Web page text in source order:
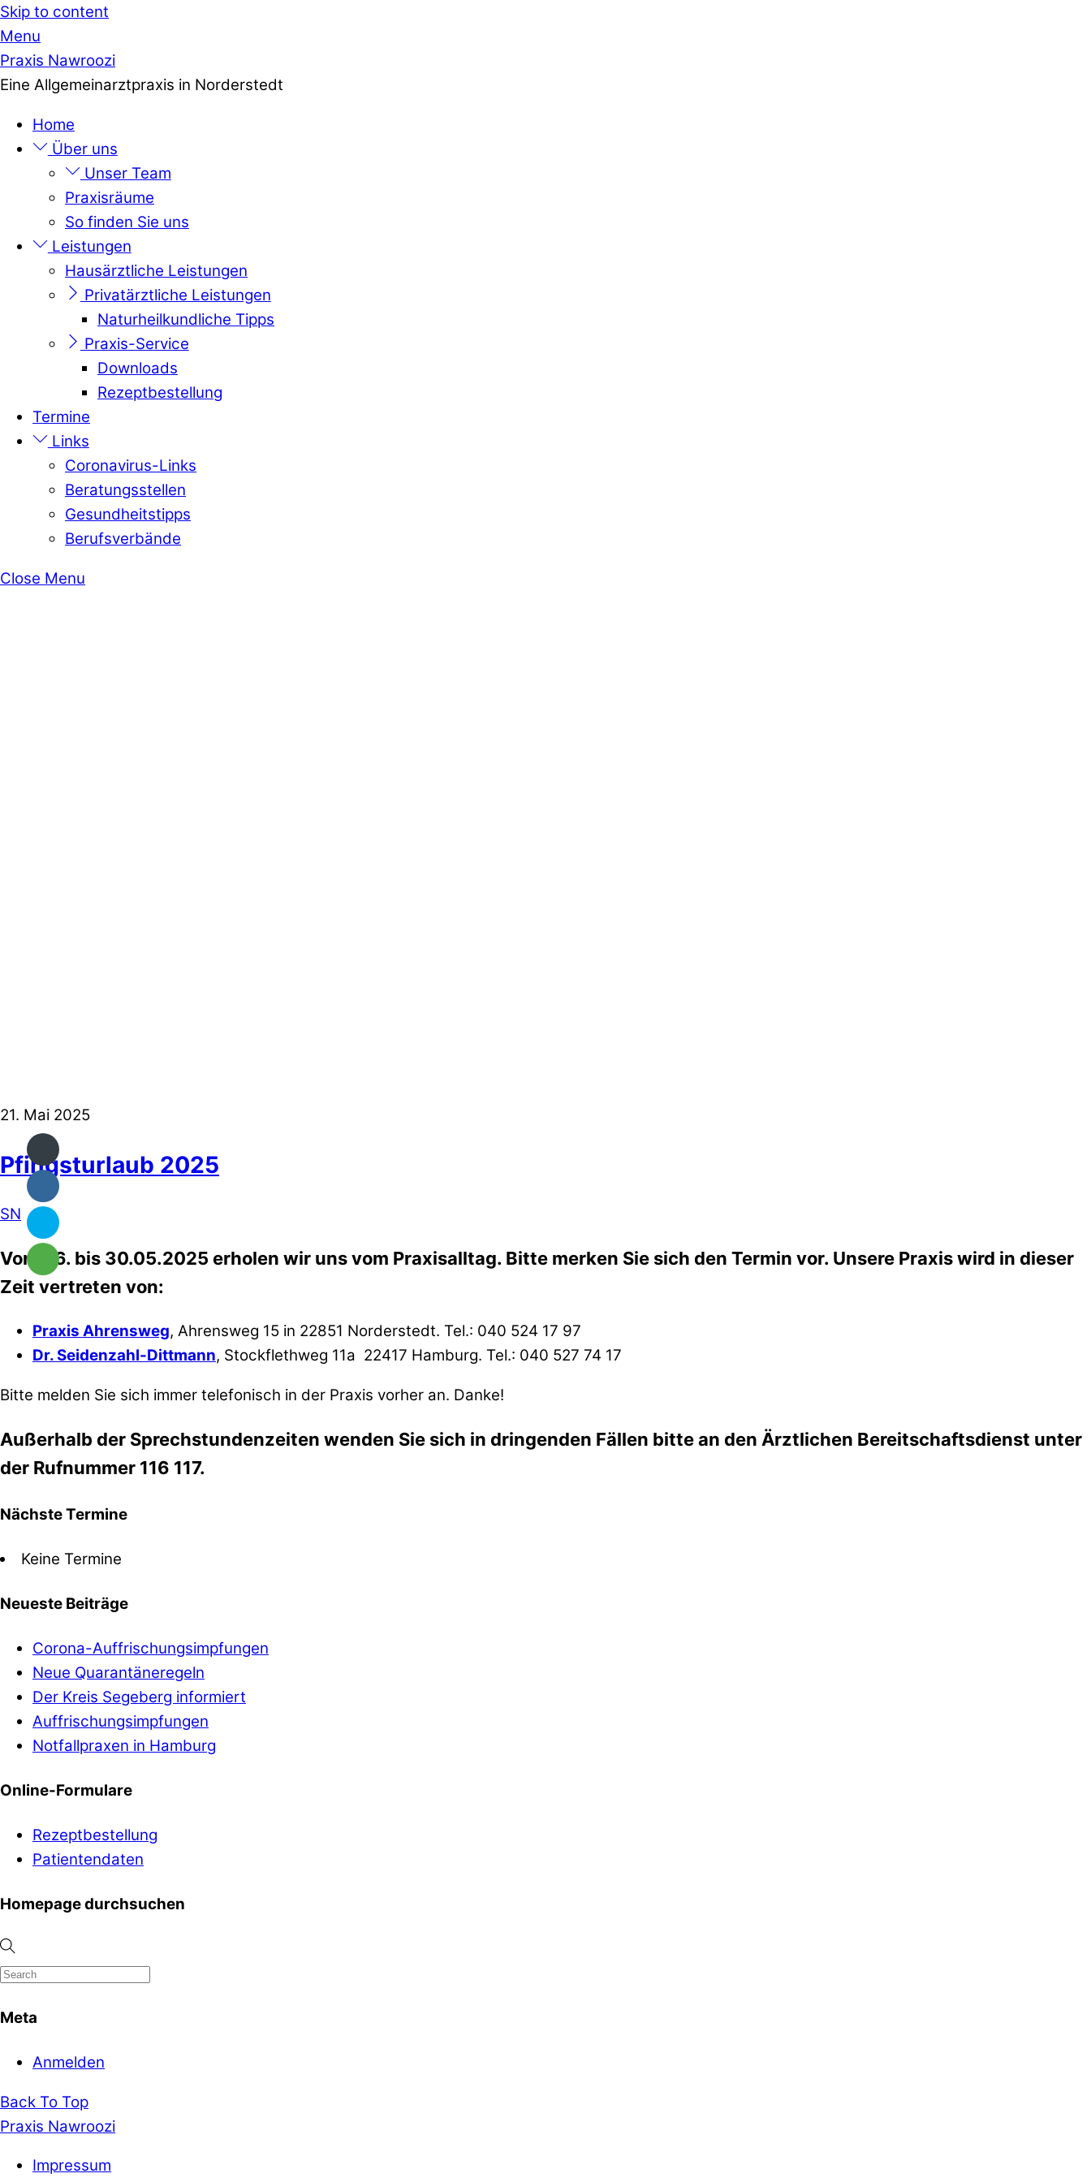
Skip to content
Menu
Praxis Nawroozi
Eine Allgemeinarztpraxis in Norderstedt
Home
Über uns
Unser Team
Praxisräume
So finden Sie uns
Leistungen
Hausärztliche Leistungen
Privatärztliche Leistungen
Naturheilkundliche Tipps
Praxis-Service
Downloads
Rezeptbestellung
Termine
Links
Coronavirus-Links
Beratungsstellen
Gesundheitstipps
Berufsverbände
Close Menu
21. Mai 2025
Pfingsturlaub 2025
SN
Vom 26. bis 30.05.2025 erholen wir uns vom Praxisalltag. Bitte merken Sie sich den Termin vor. Unsere Praxis wird in dieser
Zeit vertreten von:
Praxis Ahrensweg, Ahrensweg 15 in 22851 Norderstedt. Tel.: 040 524 17 97
Dr. Seidenzahl-Dittmann, Stockflethweg 11a 22417 Hamburg. Tel.: 040 527 74 17
Bitte melden Sie sich immer telefonisch in der Praxis vorher an. Danke!
Außerhalb der Sprechstundenzeiten wenden Sie sich in dringenden Fällen bitte an den Ärztlichen Bereitschaftsdienst unter
der Rufnummer 116 117.
Nächste Termine
Keine Termine
Neueste Beiträge
Corona-Auffrischungsimpfungen
Neue Quarantäneregeln
Der Kreis Segeberg informiert
Auffrischungsimpfungen
Notfallpraxen in Hamburg
Online-Formulare
Rezeptbestellung
Patientendaten
Homepage durchsuchen
Meta
Anmelden
Back To Top
Praxis Nawroozi
Impressum